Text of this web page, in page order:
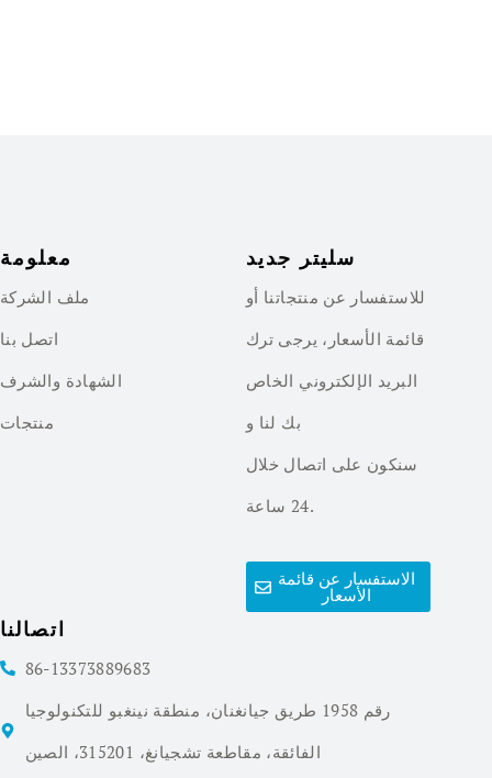
معلومة
ملف الشركة
اتصل بنا
الشهادة والشرف
منتجات
سليتر جديد
للاستفسار عن منتجاتنا أو
قائمة الأسعار، يرجى ترك
البريد الإلكتروني الخاص
بك لنا و
سنكون على اتصال خلال
24 ساعة.
الاستفسار عن قائمة
الأسعار
اتصالنا
86-13373889683
رقم 1958 طريق جيانغنان، منطقة نينغبو للتكنولوجيا
الفائقة، مقاطعة تشجيانغ، 315201، الصين